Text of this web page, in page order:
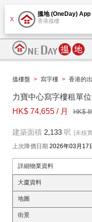
X
搵地 (OneDay) App
香港搵樓
搵樓盤 > 寫字樓 > 香港的
力寶中心寫字樓租單位
HK$ 74,655 / 月
HK$
建築面積 2,133 呎 [未核
上次降價日期 2026年03月17
詳細物業資料
大廈資料
地圖
街景